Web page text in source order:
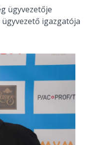
ügyvezetője
igazgatója